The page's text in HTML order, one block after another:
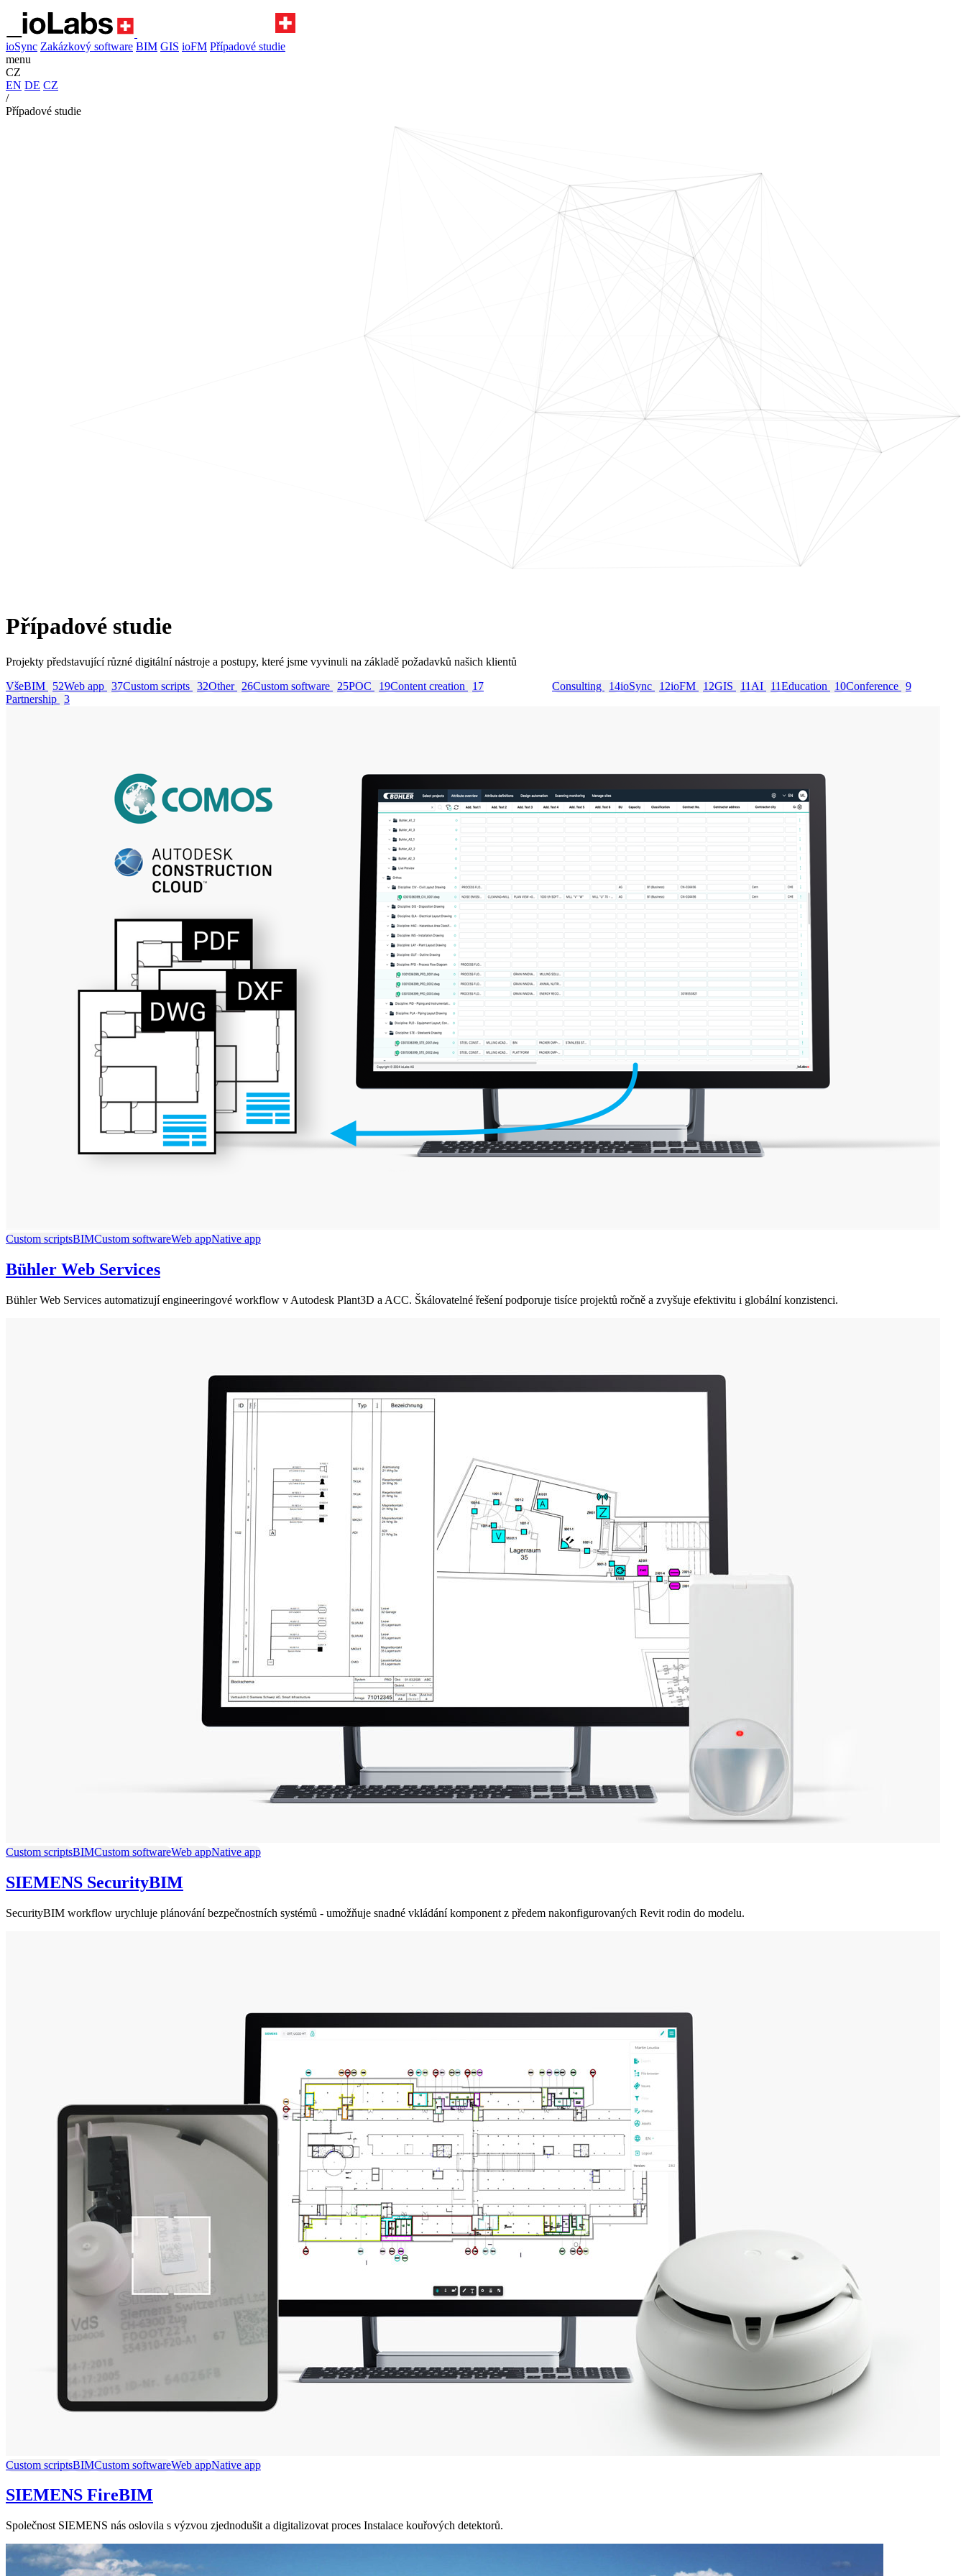
ioSync Zakázkový software BIM GIS ioFM Případové studie
menu
CZ
EN DE CZ
/
Případové studie
Případové studie
Projekty představující různé digitální nástroje a postupy, které jsme vyvinuli na základě požadavků našich klientů
VšeBIM 52Web app 37Custom scripts 32Other 26Custom software 25POC 19Content creation 17 Consulting 14ioSync 12ioFM 12GIS 11 AI 11Education 10Conference 9
Partnership 3
Custom scriptsBIMCustom softwareWeb appNative app
Bühler Web Services
Bühler Web Services automatizují engineeringové workflow v Autodesk Plant3D a ACC. Škálovatelné řešení podporuje tisíce projektů ročně a zvyšuje efektivitu i globální konzistenci.
Custom scriptsBIMCustom softwareWeb appNative app
SIEMENS SecurityBIM
SecurityBIM workflow urychluje plánování bezpečnostních systémů - umožňuje snadné vkládání komponent z předem nakonfigurovaných Revit rodin do modelu.
Custom scriptsBIMCustom softwareWeb appNative app
SIEMENS FireBIM
Společnost SIEMENS nás oslovila s výzvou zjednodušit a digitalizovat proces Instalace kouřových detektorů.